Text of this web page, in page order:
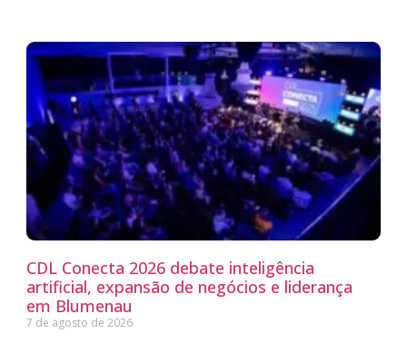
CDL Conecta 2026 debate inteligência
artificial, expansão de negócios e liderança
em Blumenau
7 de agosto de 2026